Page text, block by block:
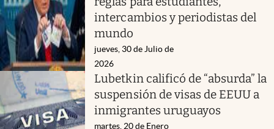
intercambios y periodistas del
mundo
jueves, 30 de Julio de
2026
Lubetkin calificó de “absurda” la
suspensión de visas de EEUU a
inmigrantes uruguayos
martes, 20 de Enero